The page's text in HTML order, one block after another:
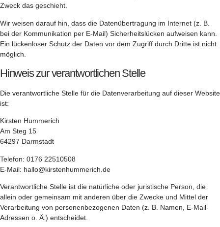
Zweck das geschieht.
Wir weisen darauf hin, dass die Datenübertragung im Internet (z. B.
bei der Kommunikation per E-Mail) Sicherheitslücken aufweisen kann.
Ein lückenloser Schutz der Daten vor dem Zugriff durch Dritte ist nicht
möglich.
Hinweis zur verantwortlichen Stelle
Die verantwortliche Stelle für die Datenverarbeitung auf dieser Website
ist:
Kirsten Hummerich
Am Steg 15
64297 Darmstadt
Telefon: 0176 22510508
E-Mail: hallo@kirstenhummerich.de
Verantwortliche Stelle ist die natürliche oder juristische Person, die
allein oder gemeinsam mit anderen über die Zwecke und Mittel der
Verarbeitung von personenbezogenen Daten (z. B. Namen, E-Mail-
Adressen o. Ä.) entscheidet.